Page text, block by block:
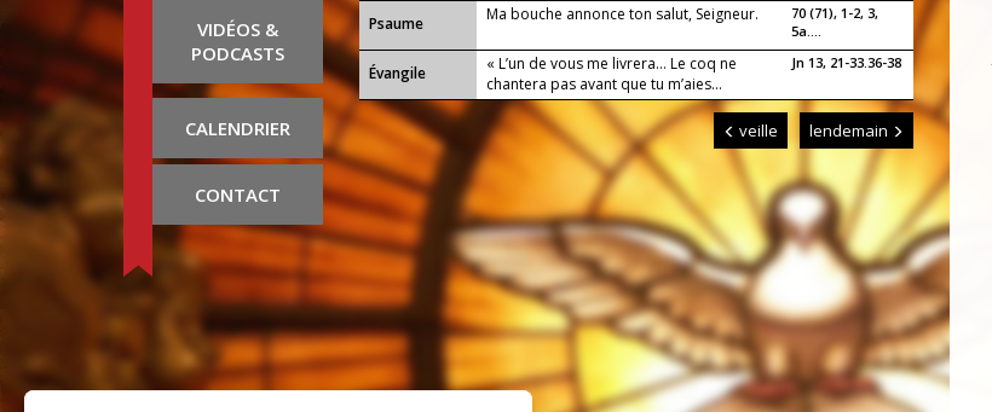
VIDÉOS &
PODCASTS
CALENDRIER
CONTACT
Psaume Ma bouche annonce ton salut, Seigneur.
70 (71), 1-2, 3,
5a....
Évangile
« L’un de vous me livrera… Le coq ne
chantera pas avant que tu m’aies...
Jn 13, 21-33.36-38
veille lendemain